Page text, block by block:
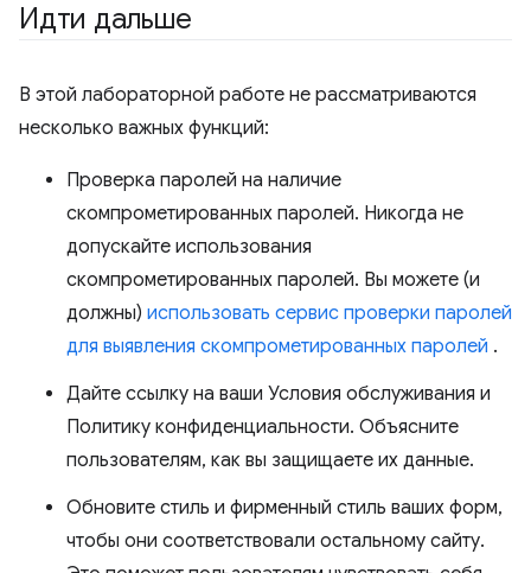
Идти дальше
В этой лабораторной работе не рассматриваются
несколько важных функций:
Проверка паролей на наличие
скомпрометированных паролей. Никогда не
допускайте использования
скомпрометированных паролей. Вы можете (и
должны) использовать сервис проверки паролей
для выявления скомпрометированных паролей .
Дайте ссылку на ваши Условия обслуживания и
Политику конфиденциальности. Объясните
пользователям, как вы защищаете их данные.
Обновите стиль и фирменный стиль ваших форм,
чтобы они соответствовали остальному сайту.